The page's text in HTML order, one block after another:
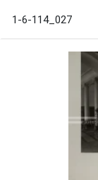
1-6-114_027